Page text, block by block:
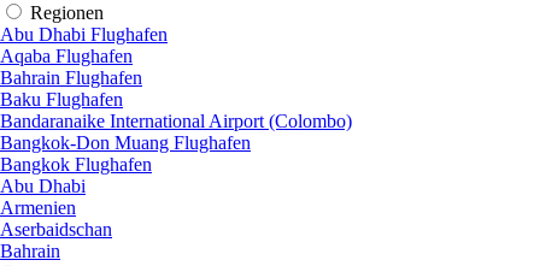
Regionen
Abu Dhabi Flughafen
Aqaba Flughafen
Bahrain Flughafen
Baku Flughafen
Bandaranaike International Airport (Colombo)
Bangkok-Don Muang Flughafen
Bangkok Flughafen
Abu Dhabi
Armenien
Aserbaidschan
Bahrain